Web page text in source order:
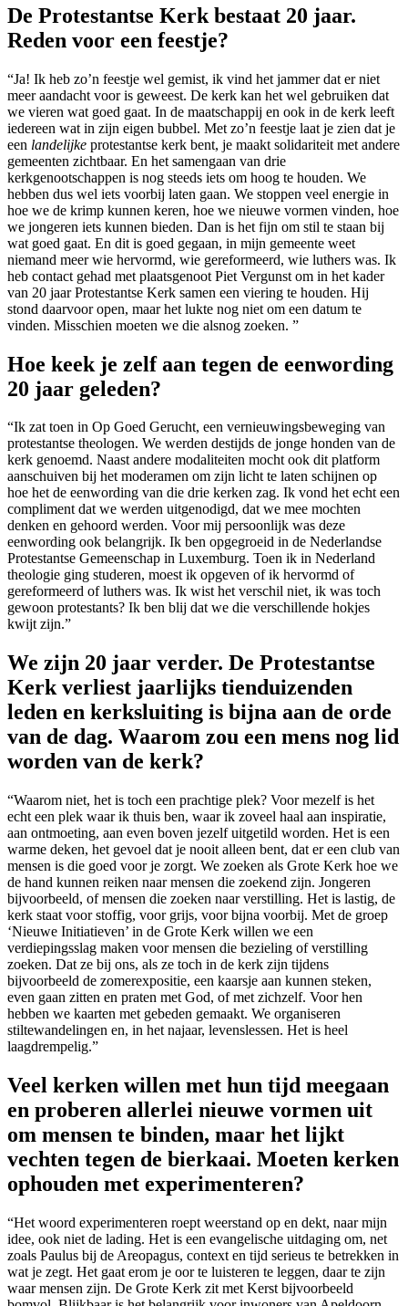
De Protestantse Kerk bestaat 20 jaar.
Reden voor een feestje?
“Ja! Ik heb zo’n feestje wel gemist, ik vind het jammer dat er niet
meer aandacht voor is geweest. De kerk kan het wel gebruiken dat
we vieren wat goed gaat. In de maatschappij en ook in de kerk leeft
iedereen wat in zijn eigen bubbel. Met zo’n feestje laat je zien dat je
een landelijke protestantse kerk bent, je maakt solidariteit met andere
gemeenten zichtbaar. En het samengaan van drie
kerkgenootschappen is nog steeds iets om hoog te houden. We
hebben dus wel iets voorbij laten gaan. We stoppen veel energie in
hoe we de krimp kunnen keren, hoe we nieuwe vormen vinden, hoe
we jongeren iets kunnen bieden. Dan is het fijn om stil te staan bij
wat goed gaat. En dit is goed gegaan, in mijn gemeente weet
niemand meer wie hervormd, wie gereformeerd, wie luthers was. Ik
heb contact gehad met plaatsgenoot Piet Vergunst om in het kader
van 20 jaar Protestantse Kerk samen een viering te houden. Hij
stond daarvoor open, maar het lukte nog niet om een datum te
vinden. Misschien moeten we die alsnog zoeken. ”
Hoe keek je zelf aan tegen de eenwording
20 jaar geleden?
“Ik zat toen in Op Goed Gerucht, een vernieuwingsbeweging van
protestantse theologen. We werden destijds de jonge honden van de
kerk genoemd. Naast andere modaliteiten mocht ook dit platform
aanschuiven bij het moderamen om zijn licht te laten schijnen op
hoe het de eenwording van die drie kerken zag. Ik vond het echt een
compliment dat we werden uitgenodigd, dat we mee mochten
denken en gehoord werden. Voor mij persoonlijk was deze
eenwording ook belangrijk. Ik ben opgegroeid in de Nederlandse
Protestantse Gemeenschap in Luxemburg. Toen ik in Nederland
theologie ging studeren, moest ik opgeven of ik hervormd of
gereformeerd of luthers was. Ik wist het verschil niet, ik was toch
gewoon protestants? Ik ben blij dat we die verschillende hokjes
kwijt zijn.”
We zijn 20 jaar verder. De Protestantse
Kerk verliest jaarlijks tienduizenden
leden en kerksluiting is bijna aan de orde
van de dag. Waarom zou een mens nog lid
worden van de kerk?
“Waarom niet, het is toch een prachtige plek? Voor mezelf is het
echt een plek waar ik thuis ben, waar ik zoveel haal aan inspiratie,
aan ontmoeting, aan even boven jezelf uitgetild worden. Het is een
warme deken, het gevoel dat je nooit alleen bent, dat er een club van
mensen is die goed voor je zorgt. We zoeken als Grote Kerk hoe we
de hand kunnen reiken naar mensen die zoekend zijn. Jongeren
bijvoorbeeld, of mensen die zoeken naar verstilling. Het is lastig, de
kerk staat voor stoffig, voor grijs, voor bijna voorbij. Met de groep
‘Nieuwe Initiatieven’ in de Grote Kerk willen we een
verdiepingsslag maken voor mensen die bezieling of verstilling
zoeken. Dat ze bij ons, als ze toch in de kerk zijn tijdens
bijvoorbeeld de zomerexpositie, een kaarsje aan kunnen steken,
even gaan zitten en praten met God, of met zichzelf. Voor hen
hebben we kaarten met gebeden gemaakt. We organiseren
stiltewandelingen en, in het najaar, levenslessen. Het is heel
laagdrempelig.”
Veel kerken willen met hun tijd meegaan
en proberen allerlei nieuwe vormen uit
om mensen te binden, maar het lijkt
vechten tegen de bierkaai. Moeten kerken
ophouden met experimenteren?
“Het woord experimenteren roept weerstand op en dekt, naar mijn
idee, ook niet de lading. Het is een evangelische uitdaging om, net
zoals Paulus bij de Areopagus, context en tijd serieus te betrekken in
wat je zegt. Het gaat erom je oor te luisteren te leggen, daar te zijn
waar mensen zijn. De Grote Kerk zit met Kerst bijvoorbeeld